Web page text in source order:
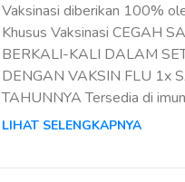
Vaksinasi diberikan 100%
Khusus Vaksinasi CEGAH
BERKALI-KALI DALAM
DENGAN VAKSIN FLU 1x
TAHUNNYA Tersedia di
LIHAT SELENGKAPNYA